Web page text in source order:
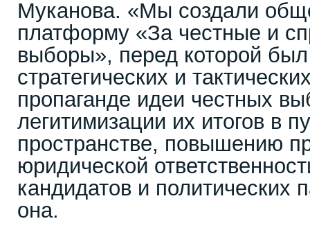
Муканова. «Мы создали
платформу «За честные и
выборы», перед которой
стратегических и
пропаганде идеи честных
легитимизации их итогов в
пространстве, повышению
юридической
кандидатов и политических
она.